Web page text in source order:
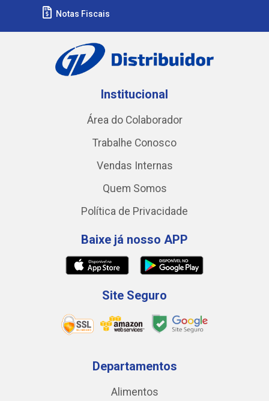
Notas Fiscais
Institucional
Área do Colaborador
Trabalhe Conosco
Vendas Internas
Quem Somos
Política de Privacidade
Baixe já nosso APP
Site Seguro
Departamentos
Alimentos